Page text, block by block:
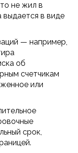
не жил в
в виде
— например,
об
счетчикам
или
срок,